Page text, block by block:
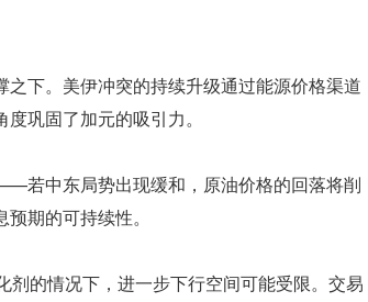
下。美伊冲突的持续升级通过能源价格渠道
巩固了加元的吸引力。
若中东局势出现缓和，原油价格的回落将削
期的可持续性。
的情况下，进一步下行空间可能受限。交易